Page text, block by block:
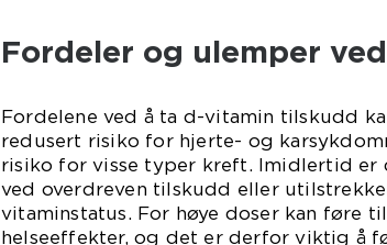
Fordeler og ulemper
Fordelene ved å ta d-vitamin tilskudd
redusert risiko for hjerte- og
risiko for visse typer kreft. Imidlertid er
ved overdreven tilskudd eller
vitaminstatus. For høye doser kan føre
helseeffekter, og det er derfor viktig å